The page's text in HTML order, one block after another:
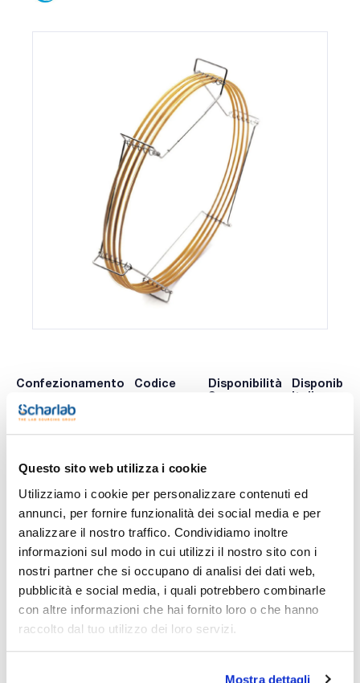
Questo sito web utilizza i cookie
Utilizziamo i cookie per personalizzare contenuti ed
annunci, per fornire funzionalità dei social media e per
analizzare il nostro traffico. Condividiamo inoltre
informazioni sul modo in cui utilizzi il nostro sito con i
nostri partner che si occupano di analisi dei dati web,
pubblicità e social media, i quali potrebbero combinarle
con altre informazioni che hai fornito loro o che hanno
raccolto dal tuo utilizzo dei loro servizi.
Mostra dettagli
Confezionamento Codice
Disponibilità
Spagna
Italia
x u. 0320547100
contatta i
contatta i
Stampa pagina prodotto
Caratteristiche
Fase : SolGel-Wax
Diametro interno (mm) : 0,1
Spessore film (µm) : 0,1
Lunghezza (mm) : 10
Limite di temperatura (°C) : Da 30 a 260/280
Conf. (unità) : 1
Fase: Polietilenglicole (PEG) in matrice Sol-Gel.
- La colonna tipo wax che resiste alla maggior temperatura
Vedi di più